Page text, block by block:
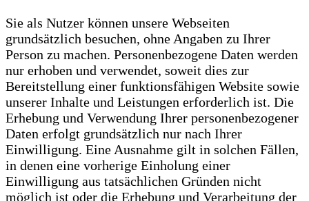
Sie als Nutzer können unsere Webseiten
grundsätzlich besuchen, ohne Angaben zu Ihrer
Person zu machen. Personenbezogene Daten werden
nur erhoben und verwendet, soweit dies zur
Bereitstellung einer funktionsfähigen Website sowie
unserer Inhalte und Leistungen erforderlich ist. Die
Erhebung und Verwendung Ihrer personenbezogener
Daten erfolgt grundsätzlich nur nach Ihrer
Einwilligung. Eine Ausnahme gilt in solchen Fällen,
in denen eine vorherige Einholung einer
Einwilligung aus tatsächlichen Gründen nicht
möglich ist oder die Erhebung und Verarbeitung der